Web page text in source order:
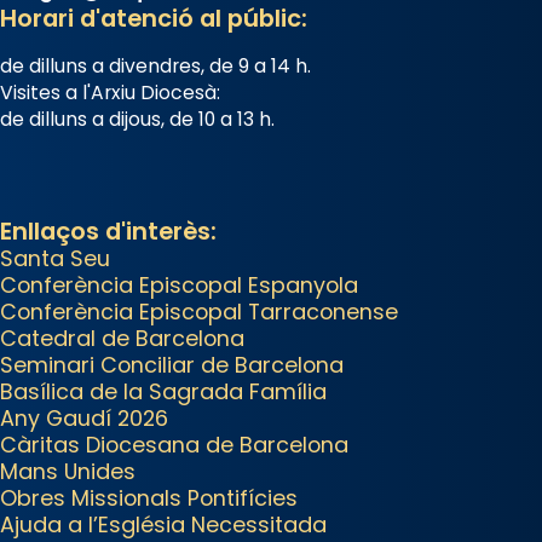
tingut lloc la missa d’acció de
gràcies en agraïment al comitè
organitzador de la visita
apostòlica del Sant Pare Lleó XIV
L’arquebisbe de Barcelona, el
cardenal Joan Josep Omella, ha
presidit la missa i l’ha
concelebrat el bisbe auxiliar de
Barcelona, Mons. David Abadías.
📸 Dr. G. Simón
Photo
View on Facebook
Horari d'atenció al públic:
de dilluns a divendres, de 9 a 14 h.
Visites a l'Arxiu Diocesà:
de dilluns a dijous, de 10 a 13 h.
Enllaços d'interès:
Santa Seu
Conferència Episcopal Espanyola
Conferència Episcopal Tarraconense
Catedral de Barcelona
Seminari Conciliar de Barcelona
Basílica de la Sagrada Família
Any Gaudí 2026
Càritas Diocesana de Barcelona
Mans Unides
Obres Missionals Pontifícies
Ajuda a l’Església Necessitada